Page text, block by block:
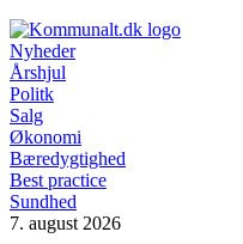
Nyheder
Årshjul
Politk
Salg
Økonomi
Bæredygtighed
Best practice
Sundhed
7. august 2026